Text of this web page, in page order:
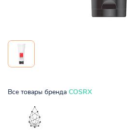
Все товары бренда COSRX